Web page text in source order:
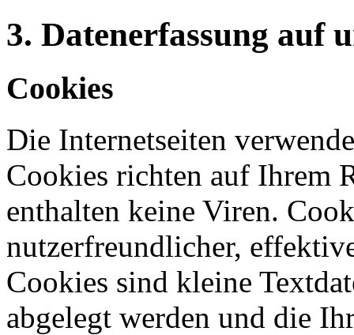
3. Datenerfassung auf
Cookies
Die Internetseiten
Cookies richten auf Ihrem
enthalten keine Viren.
nutzerfreundlicher,
Cookies sind kleine
abgelegt werden und die